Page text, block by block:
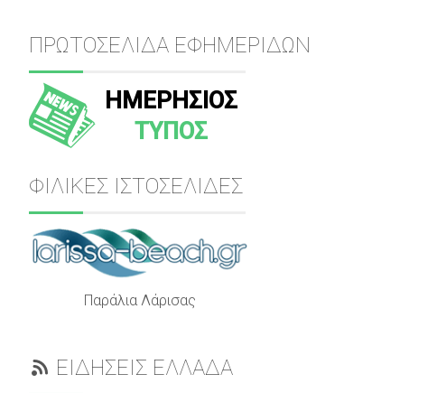
ΠΡΩΤΟΣΕΛΙΔΑ ΕΦΗΜΕΡΙΔΩΝ
ΗΜΕΡΗΣΙΟΣ
ΤΥΠΟΣ
ΦΙΛΙΚΕΣ ΙΣΤΟΣΕΛΙΔΕΣ
Παράλια Λάρισας
ΕΙΔΗΣΕΙΣ ΕΛΛΑΔΑ